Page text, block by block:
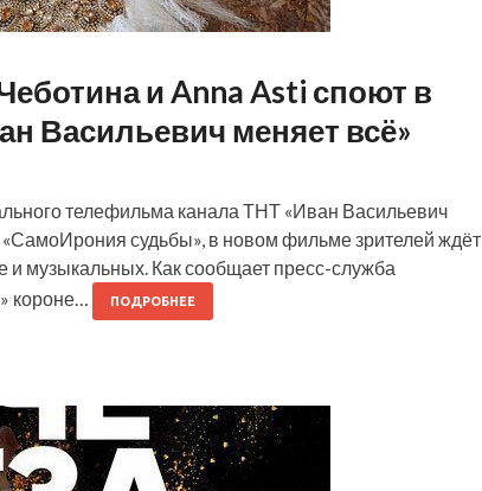
и Anna Asti споют в
Васильевич меняет всё»
телефильма канала ТНТ «Иван Васильевич
судьбы», в новом фильме зрителей ждёт
и музыкальных. Как сообщает пресс-служба
короне…
ПОДРОБНЕЕ